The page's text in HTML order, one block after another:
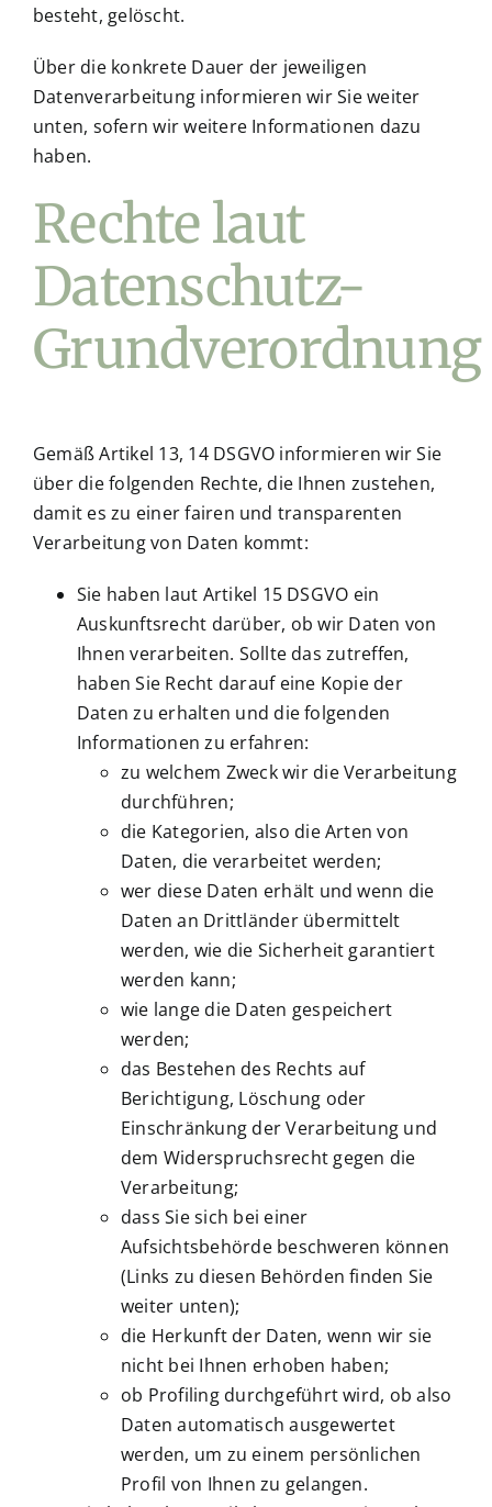
besteht, gelöscht.
Über die konkrete Dauer der jeweiligen
Datenverarbeitung informieren wir Sie weiter
unten, sofern wir weitere Informationen dazu
haben.
Rechte laut
Datenschutz-
Grundverordnung
Gemäß Artikel 13, 14 DSGVO informieren wir Sie
über die folgenden Rechte, die Ihnen zustehen,
damit es zu einer fairen und transparenten
Verarbeitung von Daten kommt:
Sie haben laut Artikel 15 DSGVO ein
Auskunftsrecht darüber, ob wir Daten von
Ihnen verarbeiten. Sollte das zutreffen,
haben Sie Recht darauf eine Kopie der
Daten zu erhalten und die folgenden
Informationen zu erfahren:
zu welchem Zweck wir die Verarbeitung
durchführen;
die Kategorien, also die Arten von
Daten, die verarbeitet werden;
wer diese Daten erhält und wenn die
Daten an Drittländer übermittelt
werden, wie die Sicherheit garantiert
werden kann;
wie lange die Daten gespeichert
werden;
das Bestehen des Rechts auf
Berichtigung, Löschung oder
Einschränkung der Verarbeitung und
dem Widerspruchsrecht gegen die
Verarbeitung;
dass Sie sich bei einer
Aufsichtsbehörde beschweren können
(Links zu diesen Behörden finden Sie
weiter unten);
die Herkunft der Daten, wenn wir sie
nicht bei Ihnen erhoben haben;
ob Profiling durchgeführt wird, ob also
Daten automatisch ausgewertet
werden, um zu einem persönlichen
Profil von Ihnen zu gelangen.